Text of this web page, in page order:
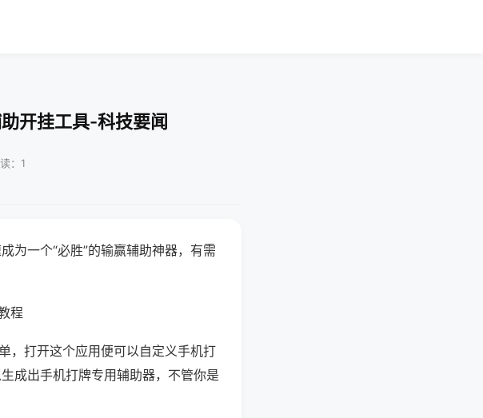
开挂工具-科技要闻
：1
为一个“必胜”的输赢辅助神器，有需
程
，打开这个应用便可以自定义手机打
成出手机打牌专用辅助器，不管你是